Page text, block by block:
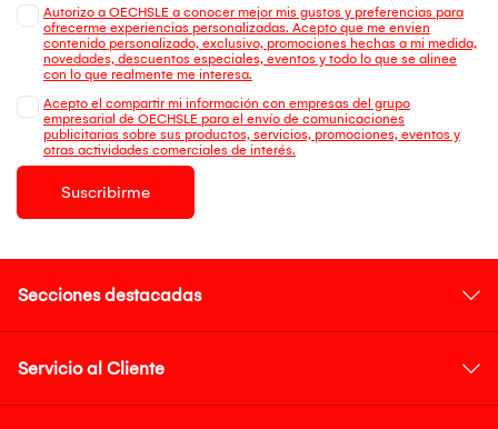
Autorizo a OECHSLE a conocer mejor mis gustos y preferencias para
ofrecerme experiencias personalizadas. Acepto que me envien
contenido personalizado, exclusivo, promociones hechas a mi medida,
novedades, descuentos especiales, eventos y todo lo que se alinee
con lo que realmente me interesa.
Acepto el compartir mi información con empresas del grupo
empresarial de OECHSLE para el envío de comunicaciones
publicitarias sobre sus productos, servicios, promociones, eventos y
otras actividades comerciales de interés.
Suscribirme
Secciones destacadas
Servicio al Cliente